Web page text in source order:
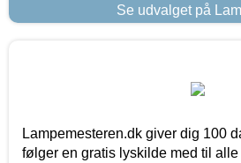
Se udvalget på
Lampemesteren.dk giver dig 100
følger en gratis lyskilde med til